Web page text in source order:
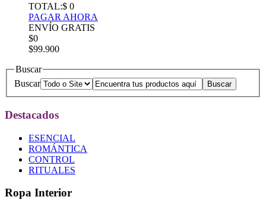
TOTAL:$ 0
PAGAR AHORA
ENVÍO GRATIS
$0
$99.900
Buscar
Buscar
Destacados
ESENCIAL
ROMÁNTICA
CONTROL
RITUALES
Ropa Interior